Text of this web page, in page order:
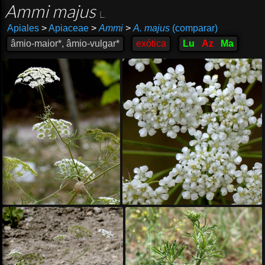
Ammi majus
Apiales >Apiaceae > Ammi > A. majus(comparar)
âmio-maior*, âmio-vulgar*
exótica Lu Az Ma